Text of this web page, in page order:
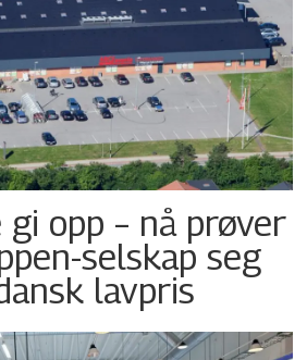
opp – nå prøver
selskap seg
lavpris